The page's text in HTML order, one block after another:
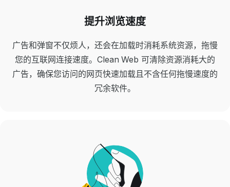
提升浏览速度
广告和弹窗不仅烦人，还会在加载时消耗系统资源，拖慢
您的互联网连接速度。Clean Web 可清除资源消耗大的
广告，确保您访问的网页快速加载且不含任何拖慢速度的
冗余软件。